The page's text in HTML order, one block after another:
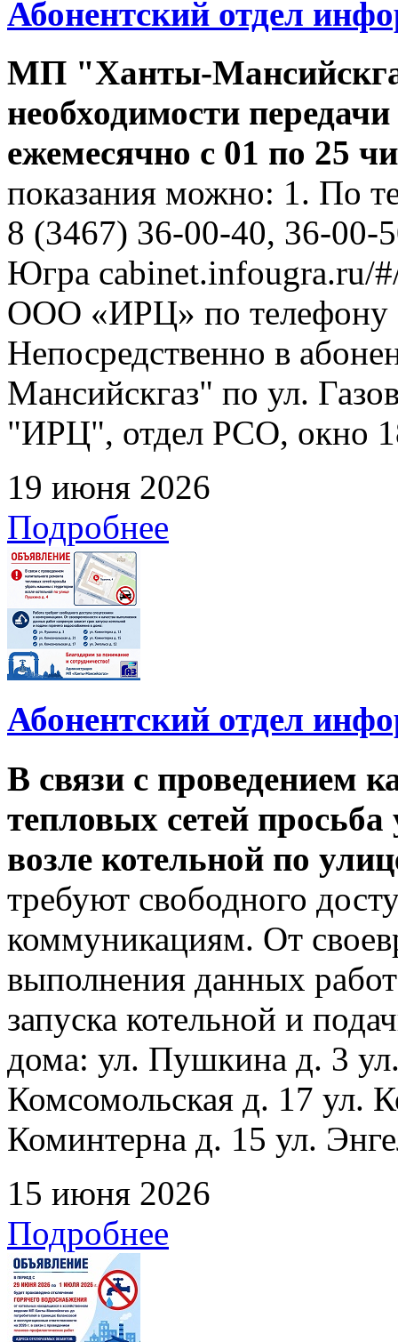
Абонентский отдел
МП "Ханты-
необходимости
ежемесячно с 01 по 25
показания можно: 1. По
8 (3467) 36-00-40, 36-00-
Югра cabinet.infougra.ru/
ООО «ИРЦ» по телефону
Непосредственно в
Мансийскгаз" по ул.
"ИРЦ", отдел РСО, окно
19 июня 2026
Подробнее
Абонентский отдел
В связи с проведением
тепловых сетей
возле котельной по
требуют свободного
коммуникациям. От
выполнения данных
запуска котельной и
дома: ул. Пушкина д. 3
Комсомольская д. 17 ул.
Коминтерна д. 15 ул.
15 июня 2026
Подробнее